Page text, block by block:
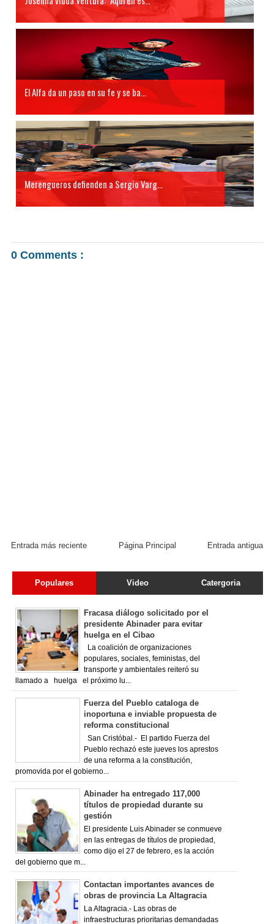
El Alfa da un paso en su fe y se ba...
Merengueros defienden a Sergio Varg...
0 Comments :
Entrada más reciente Entrada antigua
Página Principal
Populares Video Catergoria
Fracasa diálogo solicitado por el
presidente Abinader para evitar
huelga en el Cibao
La coalición de organizaciones
populares, sociales, feministas, del
transporte y ambientales reiteró su
llamado a huelga el próximo lu...
Fuerza del Pueblo cataloga de
inoportuna e inviable propuesta de
reforma constitucional
San Cristóbal.- El partido Fuerza del
Pueblo rechazó este jueves los aprestos
de una reforma a la constitución,
promovida por el gobierno...
Abinader ha entregado 117,000
títulos de propiedad durante su
gestión
El presidente Luis Abinader se conmueve
en las entregas de títulos de propiedad,
como dijo el 27 de febrero, es la acción
del gobierno que m...
Contactan importantes avances de
obras de provincia La Altagracia
La Altagracia.- Las obras de
infraestructuras prioritarias demandadas